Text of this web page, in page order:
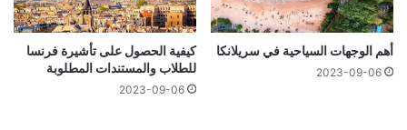
أهم الوجهات السياحية في سريلانكا
2023-09-06
كيفية الحصول على تأشيرة فرنسا
للطلاب والمستندات المطلوبة
2023-09-06